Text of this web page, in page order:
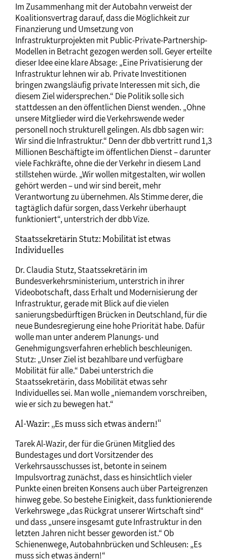
Im Zusammenhang mit der Autobahn verweist der
Koalitionsvertrag darauf, dass die Möglichkeit zur
Finanzierung und Umsetzung von
Infrastrukturprojekten mit Public-Private-Partnership-
Modellen in Betracht gezogen werden soll. Geyer erteilte
dieser Idee eine klare Absage: „Eine Privatisierung der
Infrastruktur lehnen wir ab. Private Investitionen
bringen zwangsläufig private Interessen mit sich, die
diesem Ziel widersprechen.“ Die Politik solle sich
stattdessen an den öffentlichen Dienst wenden. „Ohne
unsere Mitglieder wird die Verkehrswende weder
personell noch strukturell gelingen. Als dbb sagen wir:
Wir sind die Infrastruktur.“ Denn der dbb vertritt rund 1,3
Millionen Beschäftigte im öffentlichen Dienst – darunter
viele Fachkräfte, ohne die der Verkehr in diesem Land
stillstehen würde. „Wir wollen mitgestalten, wir wollen
gehört werden – und wir sind bereit, mehr
Verantwortung zu übernehmen. Als Stimme derer, die
tagtäglich dafür sorgen, dass Verkehr überhaupt
funktioniert“, unterstrich der dbb Vize.
Staatssekretärin Stutz: Mobilität ist etwas
Individuelles
Dr. Claudia Stutz, Staatssekretärin im
Bundesverkehrsministerium, unterstrich in ihrer
Videobotschaft, dass Erhalt und Modernisierung der
Infrastruktur, gerade mit Blick auf die vielen
sanierungsbedürftigen Brücken in Deutschland, für die
neue Bundesregierung eine hohe Priorität habe. Dafür
wolle man unter anderem Planungs- und
Genehmigungsverfahren erheblich beschleunigen.
Stutz: „Unser Ziel ist bezahlbare und verfügbare
Mobilität für alle.“ Dabei unterstrich die
Staatssekretärin, dass Mobilität etwas sehr
Individuelles sei. Man wolle „niemandem vorschreiben,
wie er sich zu bewegen hat.“
Al-Wazir: „Es muss sich etwas ändern!“
Tarek Al-Wazir, der für die Grünen Mitglied des
Bundestages und dort Vorsitzender des
Verkehrsausschusses ist, betonte in seinem
Impulsvortrag zunächst, dass es hinsichtlich vieler
Punkte einen breiten Konsens auch über Parteigrenzen
hinweg gebe. So bestehe Einigkeit, dass funktionierende
Verkehrswege „das Rückgrat unserer Wirtschaft sind“
und dass „unsere insgesamt gute Infrastruktur in den
letzten Jahren nicht besser geworden ist.“ Ob
Schienenwege, Autobahnbrücken und Schleusen: „Es
muss sich etwas ändern!“